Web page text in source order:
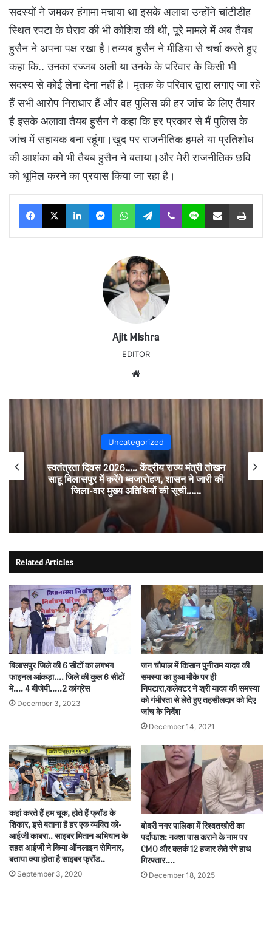
सदस्यों ने जमकर हंगामा मचाया था इसके अलावा उन्होंने चांटीडीह
स्थित रपटा के घेराव की भी कोशिश की थी, पूरे मामले में अब तैयब
हुसैन ने अपना पक्ष रखा है।तय्यब हुसैन ने मीडिया से चर्चा करते हुए
कहा कि.. उनका रज्जब अली या उनके के परिवार के किसी भी
सदस्य से कोई लेना देना नहीं है। मृतक के परिवार द्वारा लगाए जा रहे
हैं सभी आरोप निराधार हैं और वह पुलिस की हर जांच के लिए तैयार
है इसके अलावा तैयब हुसैन ने कहा कि हर प्रकार से मैं पुलिस के
जांच में सहायक बना रहूंगा।खुद पर राजनीतिक हमले या प्रतिशोध
की आशंका को भी तैयब हुसैन ने बताया।और मेरी राजनीतिक छवि
को धूमिल करने का प्रयास किया जा रहा है।
Facebook
X LinkedInMessengerWhatsAppTelegram
Viber Line Share via Email Print
Ajit Mishra
EDITOR
Uncategorized
स्वतंत्रता दिवस 2026….. केंद्रीय राज्य मंत्री तोखन
साहू बिलासपुर में करेंगे ध्वजारोहण, शासन ने जारी की
जिला-वार मुख्य अतिथियों की सूची……
Related Articles
बिलासपुर जिले की 6 सीटों का लगभग
फाइनल आंकड़ा…. जिले की कुल 6 सीटों
मे…. 4 बीजेपी…..2 कांग्रेस
December 3, 2023
जन चौपाल में किसान पुनीराम यादव की
समस्या का हुआ मौके पर ही
निपटारा,कलेक्टर ने श्री यादव की समस्या
को गंभीरता से लेते हुए तहसीलदार को दिए
जांच के निर्देश
December 14, 2021
कहां करते हैं हम चूक, होते हैं फ्रॉड के
शिकार, इसे बताना है हर एक व्यक्ति को-
आईजी काबरा.. साइबर मितान अभियान के
तहत आईजी ने किया ऑनलाइन सेमिनार,
बताया क्या होता है साइबर फ्रॉड..
September 3, 2020
बोदरी नगर पालिका में रिश्वतखोरी का
पर्दाफाश: नक्शा पास कराने के नाम पर
CMO और क्लर्क 12 हजार लेते रंगे हाथ
गिरफ्तार….
December 18, 2025